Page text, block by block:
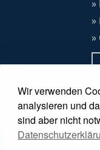
Wir verwenden
analysieren und
sind aber nicht
»
»
»